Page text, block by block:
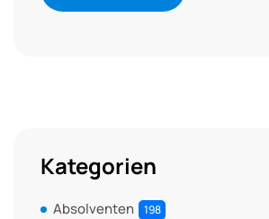
Kategorien
Absolventen 198